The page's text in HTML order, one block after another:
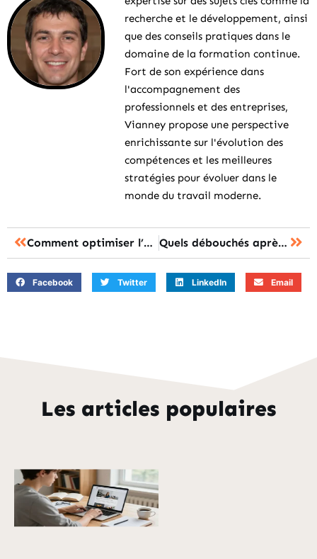
recherche et le développement, ainsi
que des conseils pratiques dans le
domaine de la formation continue.
Fort de son expérience dans
l'accompagnement des
professionnels et des entreprises,
Vianney propose une perspective
enrichissante sur l'évolution des
compétences et les meilleures
stratégies pour évoluer dans le
monde du travail moderne.
Comment optimiser l’utilisation des feuilles d’émargement pour vos formations ? Quels débouchés après un bachelor communication ?
Facebook Twitter LinkedIn Email
Les articles populaires